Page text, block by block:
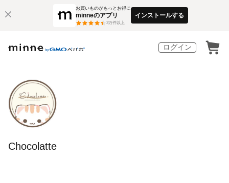
お買いものがもっとお得に
minneのアプリ
3万件以上
インストールする
ログイン
Chocolatte